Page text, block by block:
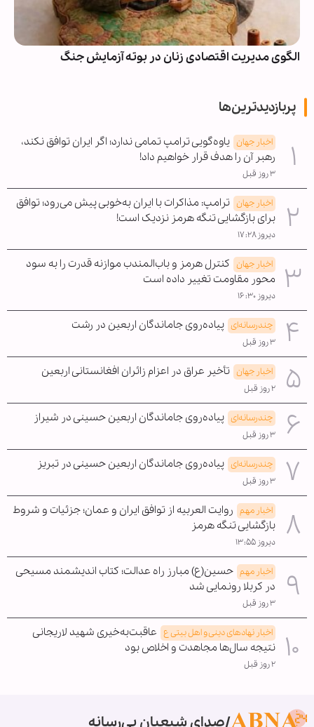
الگوی مدیریت اقتصادی زنان در بوته آزمایش جنگ
پربازدیدترین‌ها
اخبار جهان یاوه‌گویی ترامپ تمامی ندارد؛ اگر ایران توافق نکند،
رهبر آن را هدف قرار خواهیم داد!
۳ روز قبل
اخبار جهان ترامپ: مذاکرات با ایران به‌خوبی پیش می‌رود؛ توافق
برای بازگشایی تنگه هرمز نزدیک است!
دیروز ۱۷:۲۸
اخبار جهان کنترل هرمز و باب‌المندب موازنه قدرت را به سود
محور مقاومت تغییر داده است
دیروز ۱۶:۳۰
چندرسانه‌ای پیاده‌روی جاماندگان اربعین در رشت
۳ روز قبل
اخبار جهان تأخیر عراق در اعزام زائران افغانستانی اربعین
۲ روز قبل
چندرسانه‌ای پیاده‌روی جاماندگان اربعین حسینی در شیراز
۳ روز قبل
چندرسانه‌ای پیاده‌روی جاماندگان اربعین حسینی در تبریز
۳ روز قبل
اخبار مهم روایت العربیه از توافق ایران و عمان؛ جزئیات و شروط
بازگشایی تنگه هرمز
دیروز ۱۳:۵۵
اخبار مهم حسین(ع) مبارز راه عدالت؛ کتاب اندیشمند مسیحی
در کربلا رونمایی شد
۳ روز قبل
اخبار نهادهای دینی و اهل بیتی ع عاقبت‌به‌خیری شهید لاریجانی
نتیجه سال‌ها مجاهدت و اخلاص بود
۲ روز قبل
صدای شیعیان بی‌رسانه